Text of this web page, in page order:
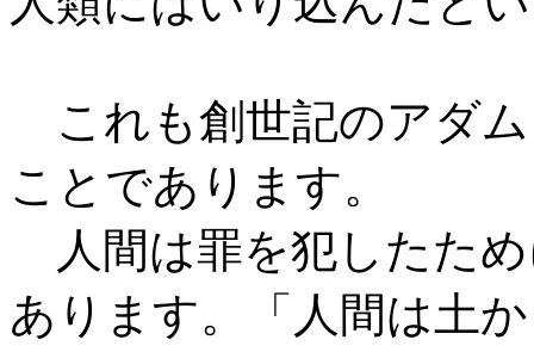
これも創世記のアダ
ことであります。
人間は罪を犯したた
あります。「人間は土